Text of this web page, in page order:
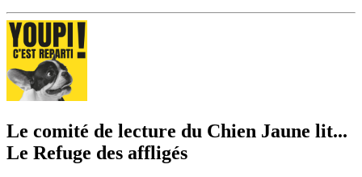
Le comité de lecture du Chien Jaune lit...
Le Refuge des affligés